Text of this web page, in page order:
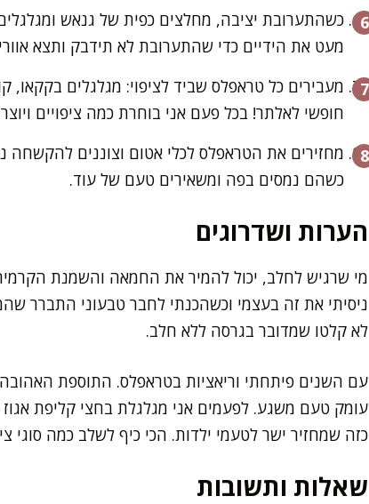
מעט את הידיים כדי שהתערובת לא תידבק ותצא
מעבירים כל טראפלס שביד לציפוי: מגלגלים בקקאו,
חופשי לאלתר! בכל פעם אני בוחרת כמה ציפויים
מחזירים את הטראפלס לכלי אטום וצוננים
כשהם נמסים בפה ומשאירים טעם של עוד.
הערות ושדרוגים
מי שרגיש לחלב, יכול להמיר את החמאה והשמנת
ניסיתי את זה בעצמי וכשהכנתי לחבר טבעוני התברר
לא קלטו שמדובר בגרסה ללא חלב.
עם השנים פיתחתי וריאציות בטראפלס. התוספת
עומק טעם משגע. לפעמים אני מגלגלת בחצי קליפת
כזה שמחזיר ישר לטעמי ילדות. הכי כיף לשלב כמה סוגי
שאלות ותשובות